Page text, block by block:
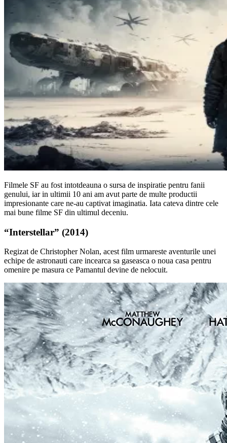
Filmele SF au fost intotdeauna o sursa de inspiratie pentru fanii
genului, iar in ultimii 10 ani am avut parte de multe productii
impresionante care ne-au captivat imaginatia. Iata cateva dintre cele
mai bune filme SF din ultimul deceniu.
“Interstellar” (2014)
Regizat de Christopher Nolan, acest film urmareste aventurile unei
echipe de astronauti care incearca sa gaseasca o noua casa pentru
omenire pe masura ce Pamantul devine de nelocuit.